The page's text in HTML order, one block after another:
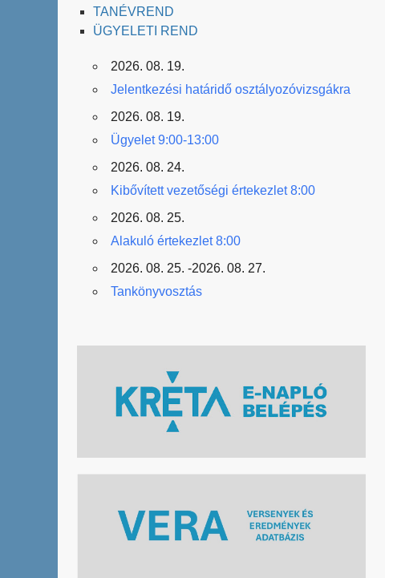
TANÉVREND
ÜGYELETI REND
2026. 08. 19.
Jelentkezési határidő osztályozóvizsgákra
2026. 08. 19.
Ügyelet 9:00-13:00
2026. 08. 24.
Kibővített vezetőségi értekezlet 8:00
2026. 08. 25.
Alakuló értekezlet 8:00
2026. 08. 25. -2026. 08. 27.
Tankönyvosztás